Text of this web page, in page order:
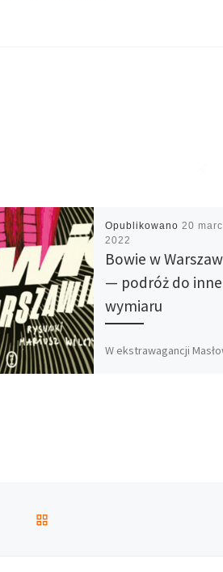
Opublikowano 20
2022
Bowie w
— podróż do
wymiaru
W ekstrawagancji